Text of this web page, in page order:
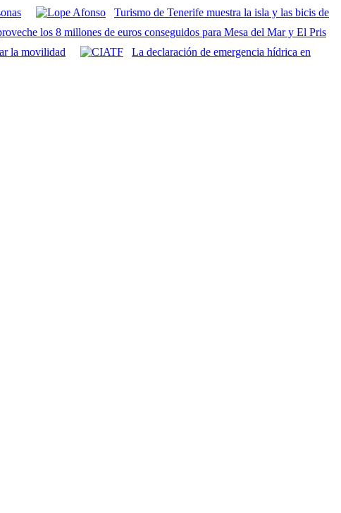
Turismo de Tenerife muestra la isla y las bicis de
los 8 millones de euros conseguidos para Mesa del Mar y El Pris
la movilidad
La declaración de emergencia hídrica en